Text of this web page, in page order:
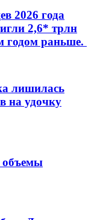
2026 года
2,6* трлн
годом раньше.
лишилась
на удочку
объемы